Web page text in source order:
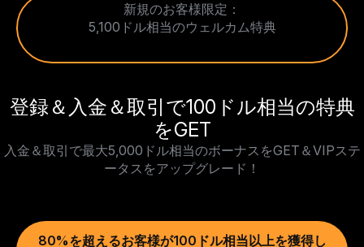
新規のお客様限定：
5,100ドル相当のウェルカム特典
登録＆入金＆取引で100ドル相当の特典
をGET
入金＆取引で最大5,000ドル相当のボーナスをGET＆VIPステ
ータスをアップグレード！
80%を超えるお客様が100ドル相当以上を獲得し